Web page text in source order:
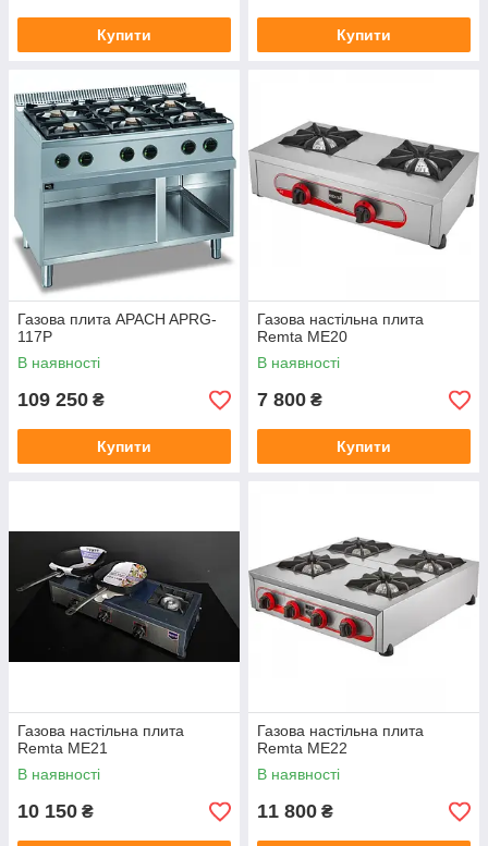
Купити Купити
Газова плита APACH APRG-
117P
В наявності
109 250 ₴
Купити
Газова настільна плита
Remta МЕ20
В наявності
7 800 ₴
Купити
Газова настільна плита
Remta МЕ21
В наявності
10 150 ₴
Газова настільна плита
Remta МЕ22
В наявності
11 800 ₴